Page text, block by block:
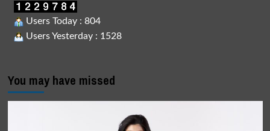
Users Today : 804
Users Yesterday : 1528
You may have missed